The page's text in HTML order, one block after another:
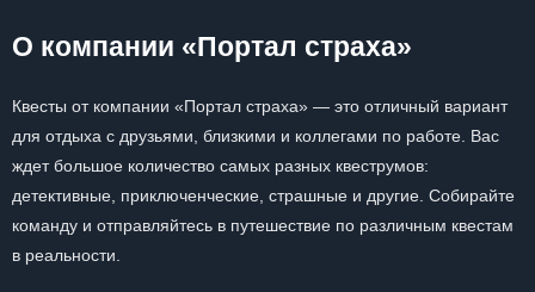
О компании «Портал страха»
Квесты от компании «Портал страха» — это отличный вариант
для отдыха с друзьями, близкими и коллегами по работе. Вас
ждет большое количество самых разных квеструмов:
детективные, приключенческие, страшные и другие. Собирайте
команду и отправляйтесь в путешествие по различным квестам
в реальности.